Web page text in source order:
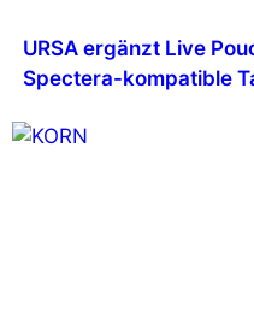
URSA ergänzt Live
Spectera-kompatible